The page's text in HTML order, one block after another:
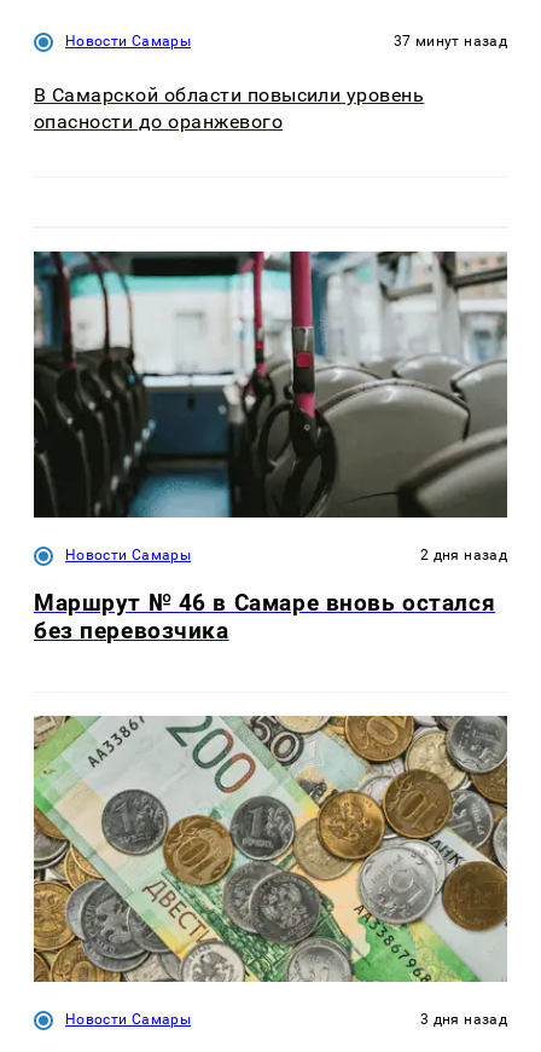
Новости Самары 37 минут назад
В Самарской области повысили уровень
опасности до оранжевого
Новости Самары 2 дня назад
Маршрут № 46 в Самаре вновь остался
без перевозчика
Новости Самары 3 дня назад